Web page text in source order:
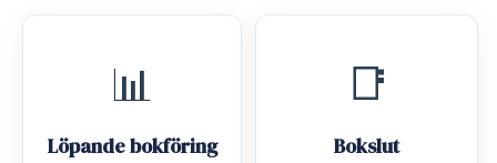
📊
Löpande bokföring
📑
Bokslut